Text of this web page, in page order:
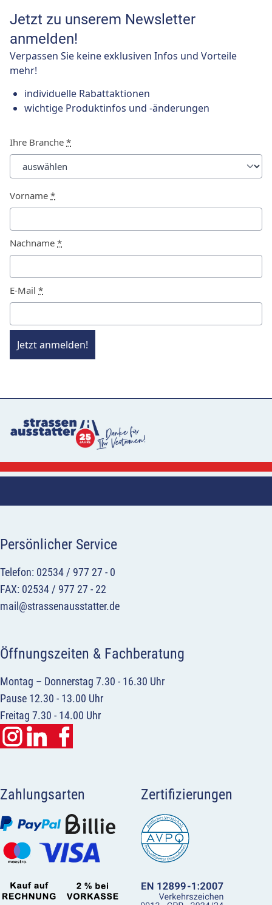
Jetzt zu unserem Newsletter
anmelden!
Verpassen Sie keine exklusiven Infos und Vorteile
mehr!
individuelle Rabattaktionen
wichtige Produktinfos und -änderungen
Ihre Branche *
Vorname *
Nachname *
E-Mail *
Jetzt anmelden!
Persönlicher Service
Telefon: 02534 / 977 27 - 0
FAX: 02534 / 977 27 - 22
mail@strassenausstatter.de
Öffnungszeiten & Fachberatung
Montag – Donnerstag 7.30 - 16.30 Uhr
Pause 12.30 - 13.00 Uhr
Freitag 7.30 - 14.00 Uhr
Zahlungsarten Zertifizierungen